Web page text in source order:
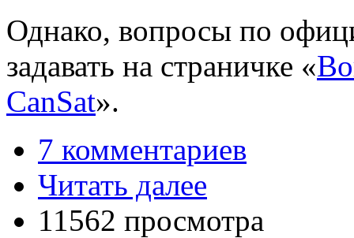
Однако, вопросы по
задавать на страничке «
CanSat».
7 комментариев
Читать далее
11562 просмотра